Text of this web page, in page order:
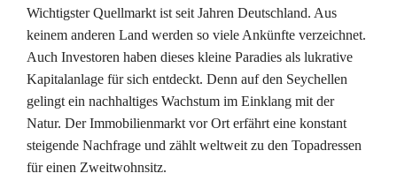
Wichtigster Quellmarkt ist seit Jahren Deutschland. Aus
keinem anderen Land werden so viele Ankünfte verzeichnet.
Auch Investoren haben dieses kleine Paradies als lukrative
Kapitalanlage für sich entdeckt. Denn auf den Seychellen
gelingt ein nachhaltiges Wachstum im Einklang mit der
Natur. Der Immobilienmarkt vor Ort erfährt eine konstant
steigende Nachfrage und zählt weltweit zu den Topadressen
für einen Zweitwohnsitz.